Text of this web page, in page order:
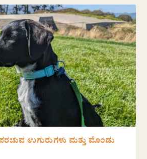
ಉಗುರುಗಳು ಮತ್ತು ಮೊಂಡು